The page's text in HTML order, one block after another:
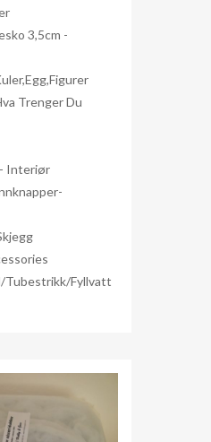
3,5cm -
Trenger Du
Interiør
Tubestrikk/Fyllvatt